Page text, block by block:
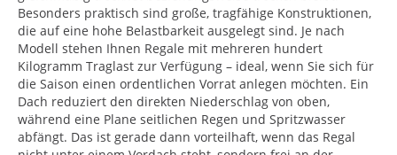
Besonders praktisch sind große, tragfähige Konstruktionen,
die auf eine hohe Belastbarkeit ausgelegt sind. Je nach
Modell stehen Ihnen Regale mit mehreren hundert
Kilogramm Traglast zur Verfügung – ideal, wenn Sie sich für
die Saison einen ordentlichen Vorrat anlegen möchten. Ein
Dach reduziert den direkten Niederschlag von oben,
während eine Plane seitlichen Regen und Spritzwasser
abfängt. Das ist gerade dann vorteilhaft, wenn das Regal